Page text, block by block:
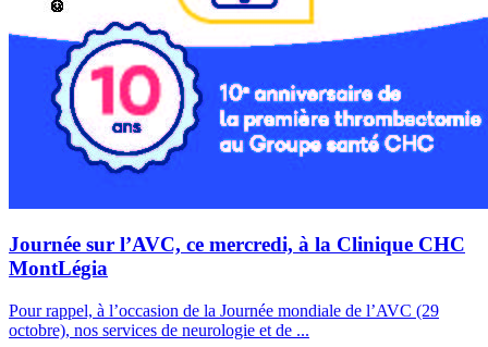
Journée sur l’AVC, ce mercredi, à la Clinique CHC
MontLégia
Pour rappel, à l’occasion de la Journée mondiale de l’AVC (29
octobre), nos services de neurologie et de ...